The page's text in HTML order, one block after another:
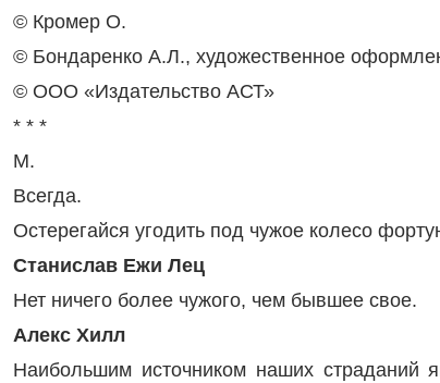
© Кромер О.
© Бондаренко А.Л., художественное
© ООО «Издательство АСТ»
* * *
М.
Всегда.
Остерегайся угодить под чужое колесо
Станислав Ежи Лец
Нет ничего более чужого, чем бывшее свое.
Алекс Хилл
Наибольшим источником наших страданий